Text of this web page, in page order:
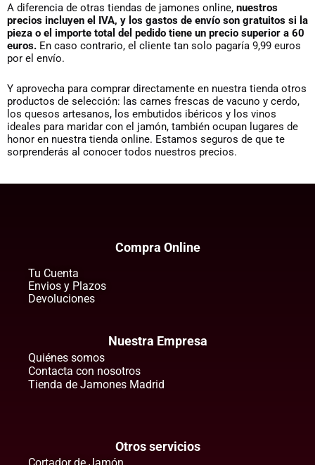
A diferencia de otras tiendas de jamones online, nuestros
precios incluyen el IVA, y los gastos de envío son gratuitos si la
pieza o el importe total del pedido tiene un precio superior a 60
euros. En caso contrario, el cliente tan solo pagaría 9,99 euros
por el envío.
Y aprovecha para comprar directamente en nuestra tienda otros
productos de selección: las carnes frescas de vacuno y cerdo,
los quesos artesanos, los embutidos ibéricos y los vinos
ideales para maridar con el jamón, también ocupan lugares de
honor en nuestra tienda online. Estamos seguros de que te
sorprenderás al conocer todos nuestros precios.
Compra Online
Tu Cuenta
Envios y Plazos
Devoluciones
Nuestra Empresa
Quiénes somos
Contacta con nosotros
Tienda de Jamones Madrid
Otros servicios